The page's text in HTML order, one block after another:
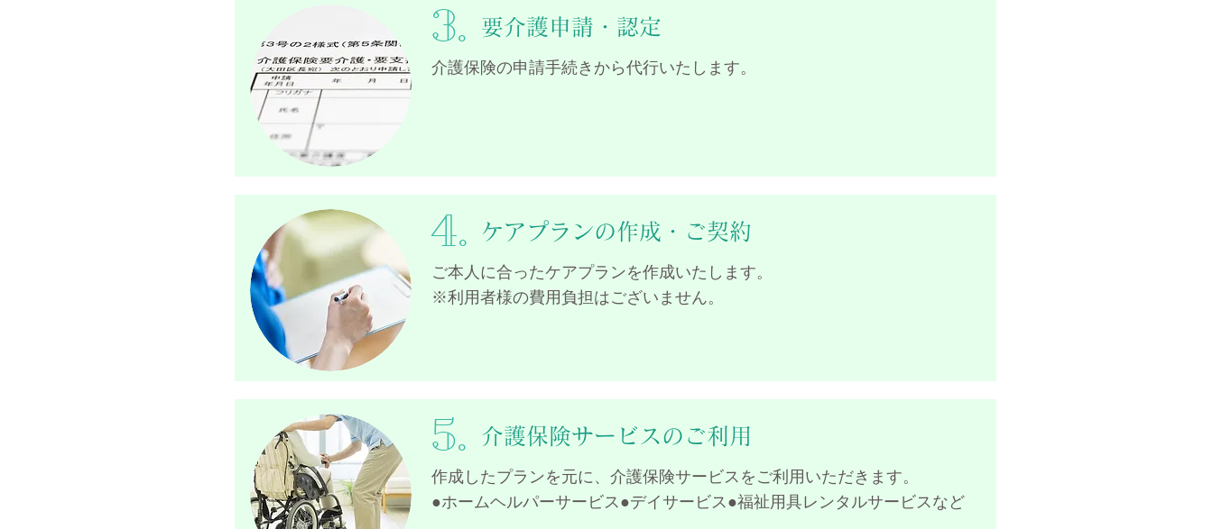
3. 要介護申請・認定
介護保険の申請手続きから代行いたします。
4. ケアプランの作成・ご契約
ご本人に合ったケアプランを作成いたします。
※利用者様の費用負担はございません。
5. 介護保険サービスのご利用
作成したプランを元に、介護保険サービスをご利用いただきます。
●ホームヘルパーサービス●デイサービス●福祉用具レンタルサービスなど